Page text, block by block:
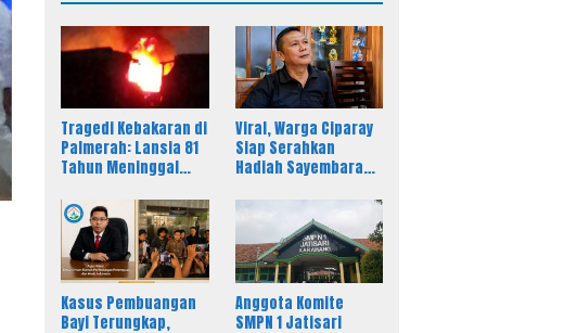
Tragedi Kebakaran di
Palmerah: Lansia 81
Tahun Meninggal
Viral, Warga Ciparay
Siap Serahkan
Hadiah Sayembara
Korban
Kasus Pembuangan
Bayi Terungkap,
Anggota Komite
SMPN 1 Jatisari